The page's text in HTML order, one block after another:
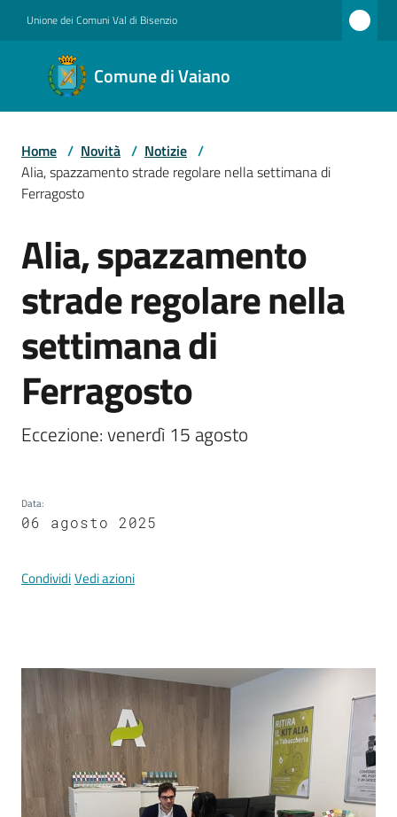
Unione dei Comuni Val di Bisenzio
Comune di Vaiano
Comune
di
Vaiano
Amministrazione
Novità
Servizi
Documenti
e
dati
Argomenti
Home / Novità / Notizie /
Alia, spazzamento strade regolare nella settimana di
Ferragosto
Salta al contenuto
Alia, spazzamento
strade regolare nella
settimana di
Ferragosto
Eccezione: venerdì 15 agosto
Data:
06 agosto 2025
CondividiVedi azioni